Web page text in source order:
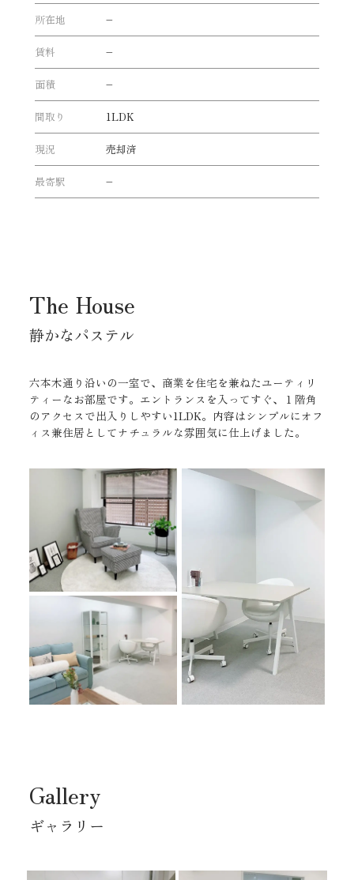
所在地 –
賃料 –
面積 –
間取り 1LDK
現況 売却済
最寄駅 –
The House
静かなパステル
六本木通り沿いの一室で、商業を住宅を兼ねたユーティリ
ティーなお部屋です。 エントランスを入ってすぐ、１階角
のアクセスで出入りしやすい1LDK。 内容はシンプルにオフ
ィス兼住居としてナチュラルな雰囲気に仕上げました。
Gallery
ギャラリー